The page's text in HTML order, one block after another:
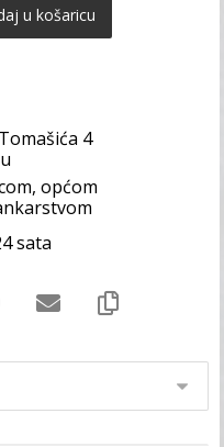
u košaricu
4
općom
sata